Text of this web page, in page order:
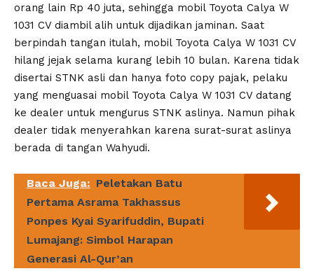
orang lain Rp 40 juta, sehingga mobil Toyota Calya W
1031 CV diambil alih untuk dijadikan jaminan. Saat
berpindah tangan itulah, mobil Toyota Calya W 1031 CV
hilang jejak selama kurang lebih 10 bulan. Karena tidak
disertai STNK asli dan hanya foto copy pajak, pelaku
yang menguasai mobil Toyota Calya W 1031 CV datang
ke dealer untuk mengurus STNK aslinya. Namun pihak
dealer tidak menyerahkan karena surat-surat aslinya
berada di tangan Wahyudi.
Baca Juga: Peletakan Batu
Pertama Asrama Takhassus
Ponpes Kyai Syarifuddin, Bupati
Lumajang: Simbol Harapan
Generasi Al-Qur’an